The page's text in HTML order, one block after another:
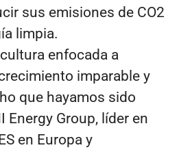
sus emisiones de CO2
limpia.
enfocada a
imparable y
que hayamos sido
Energy Group, líder en
en Europa y